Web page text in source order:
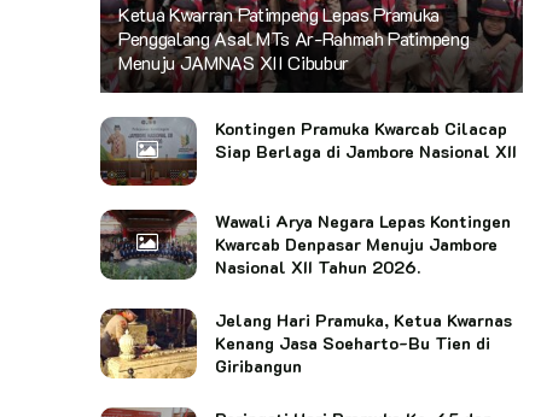
Ketua Kwarran Patimpeng Lepas Pramuka
Penggalang Asal MTs Ar-Rahmah Patimpeng
Menuju JAMNAS XII Cibubur
Kontingen Pramuka Kwarcab Cilacap
Siap Berlaga di Jambore Nasional XII
Wawali Arya Negara Lepas Kontingen
Kwarcab Denpasar Menuju Jambore
Nasional XII Tahun 2026.
Jelang Hari Pramuka, Ketua Kwarnas
Kenang Jasa Soeharto-Bu Tien di
Giribangun